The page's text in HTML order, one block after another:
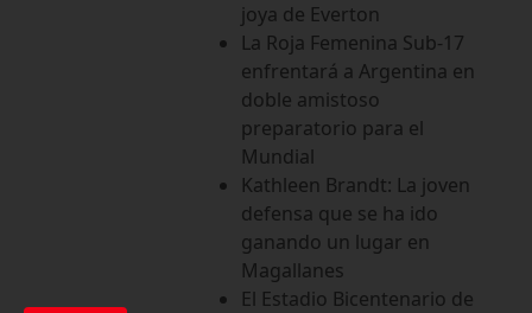
joya de Everton
La Roja Femenina Sub-17
enfrentará a Argentina en
doble amistoso
preparatorio para el
Mundial
Kathleen Brandt: La joven
defensa que se ha ido
ganando un lugar en
Magallanes
El Estadio Bicentenario de